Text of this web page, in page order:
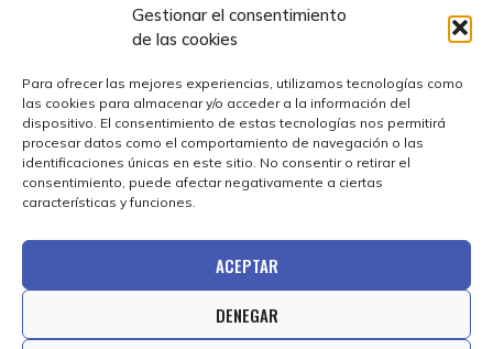
Gestionar el consentimiento
de las cookies
Para ofrecer las mejores experiencias, utilizamos tecnologías como
las cookies para almacenar y/o acceder a la información del
dispositivo. El consentimiento de estas tecnologías nos permitirá
procesar datos como el comportamiento de navegación o las
identificaciones únicas en este sitio. No consentir o retirar el
consentimiento, puede afectar negativamente a ciertas
características y funciones.
ACEPTAR
DENEGAR
Hostelería
Qué Visitar